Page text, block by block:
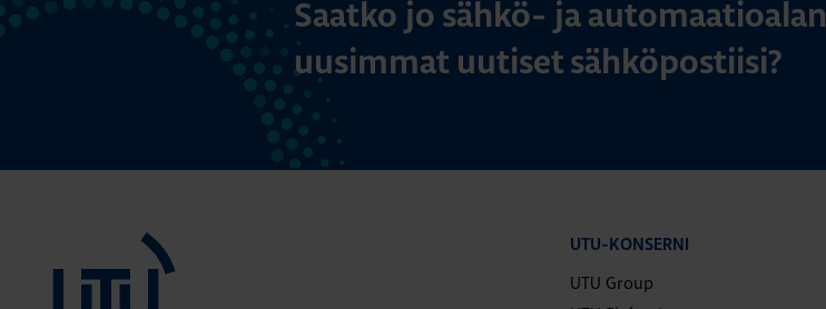
Saatko jo sähkö- ja automaatioalan
uusimmat uutiset sähköpostiisi?
UTU-KONSERNI
UTU Group